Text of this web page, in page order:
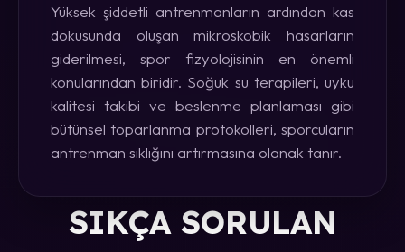
Yüksek şiddetli antrenmanların ardından kas
dokusunda oluşan mikroskobik hasarların
giderilmesi, spor fizyolojisinin en önemli
konularından biridir. Soğuk su terapileri, uyku
kalitesi takibi ve beslenme planlaması gibi
bütünsel toparlanma protokolleri, sporcuların
antrenman sıklığını artırmasına olanak tanır.
SIKÇA SORULAN